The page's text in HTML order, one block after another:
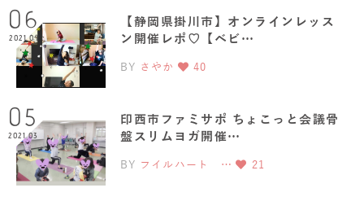
06
2021.04
【静岡県掛川市】オンラインレッス
ン開催レポ♡【ベビ…
BY さやか 40
05
2021.03
印西市ファミサポ ちょこっと会議骨
盤スリムヨガ開催…
BY フイルハート … 21